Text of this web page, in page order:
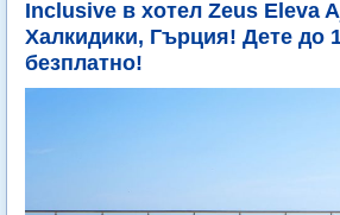
Inclusive в хотел Zeus Eleva
Халкидики, Гърция! Дете до
безплатно!